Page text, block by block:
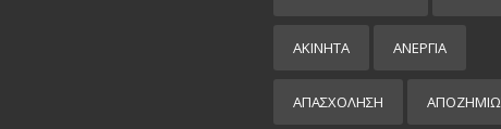
ΑΚΙΝΗΤΑ ΑΝΕΡΓΙΑ
ΑΠΑΣΧΟΛΗΣΗ